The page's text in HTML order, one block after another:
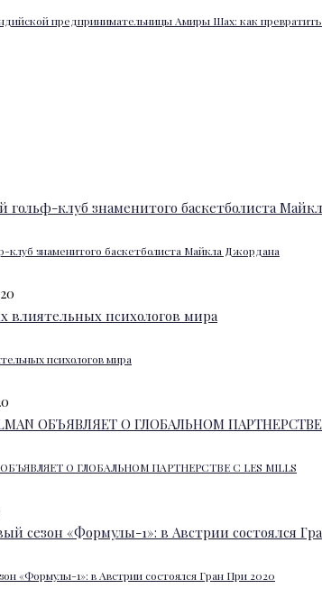
предпринимательницы Амиры Шах: как
клуб знаменитого баскетболиста Майкла Джордана
психологов мира
ОБЪЯВЛЯЕТ О ГЛОБАЛЬНОМ ПАРТНЕРСТВЕ С LES MILLS
«Формулы-1»: в Австрии состоялся Гран При 2020